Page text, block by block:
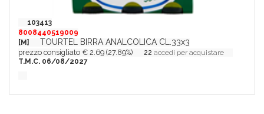
103413
8008440519009
[M]
TOURTEL BIRRA ANALCOLICA CL.33x3
prezzo consigliato € 2.69 (27.89%) 22 accedi per acquistare
T.M.C. 06/08/2027